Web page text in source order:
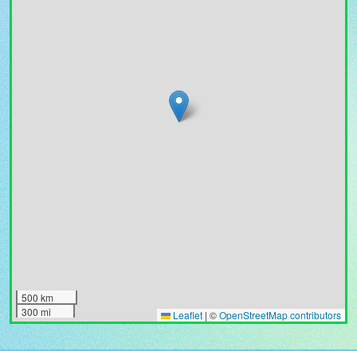
500 km
300 mi
Leaflet | ©OpenStreetMap contributors